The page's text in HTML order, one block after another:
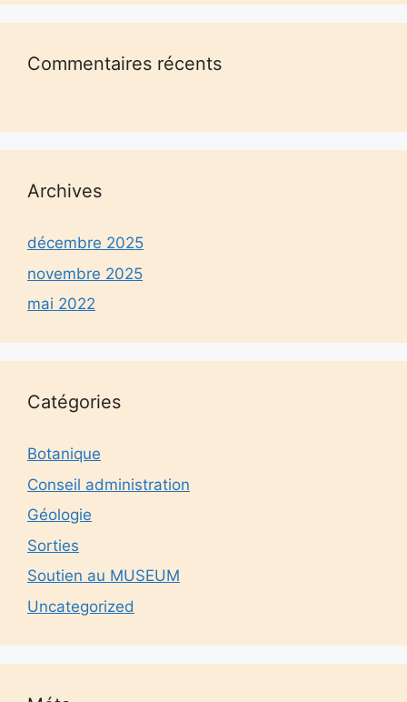
Commentaires récents
Archives
décembre 2025
novembre 2025
mai 2022
Catégories
Botanique
Conseil administration
Géologie
Sorties
Soutien au MUSEUM
Uncategorized